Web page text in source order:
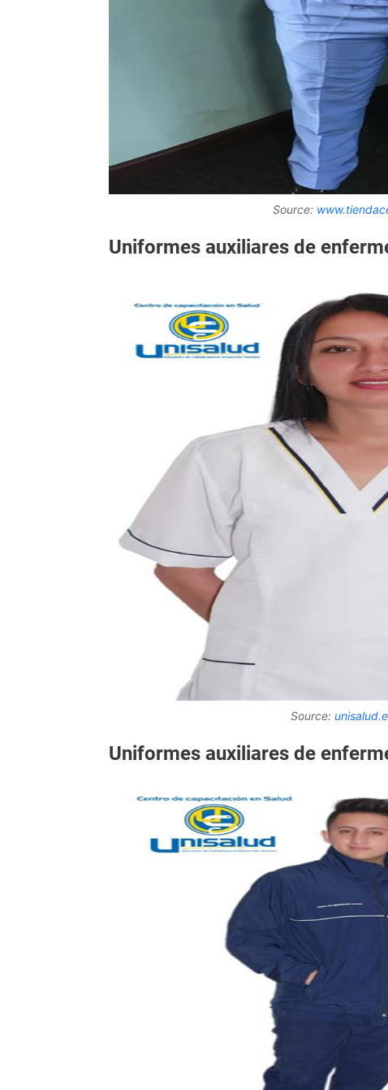
Source:
Uniformes auxiliares de
Source:
Uniformes auxiliares de